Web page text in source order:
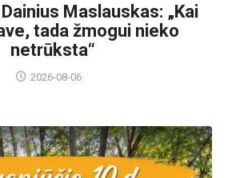
Maslauskas: „Kai
tada žmogui nieko
netrūksta“
2026-08-06